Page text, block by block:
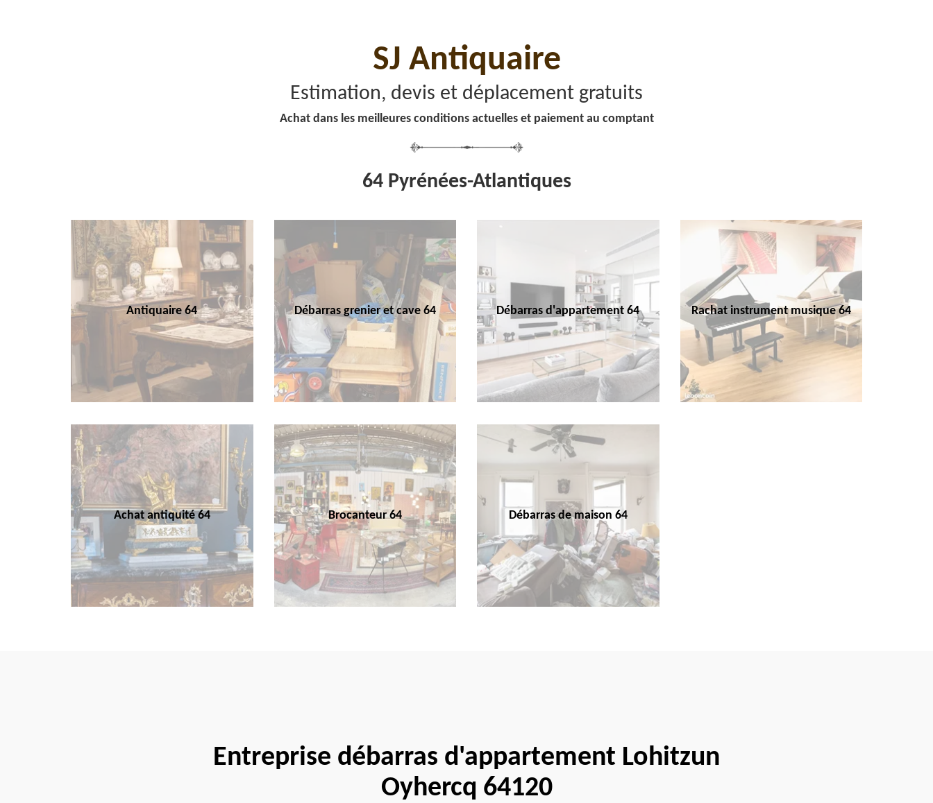
SJ Antiquaire
Estimation, devis et déplacement gratuits
Achat dans les meilleures conditions actuelles et paiement au comptant
64 Pyrénées-Atlantiques
Antiquaire 64 Débarras grenier et cave 64 Débarras d'appartement 64 Rachat instrument musique 64
Achat antiquité 64 Brocanteur 64 Débarras de maison 64
Entreprise débarras d'appartement Lohitzun
Oyhercq 64120